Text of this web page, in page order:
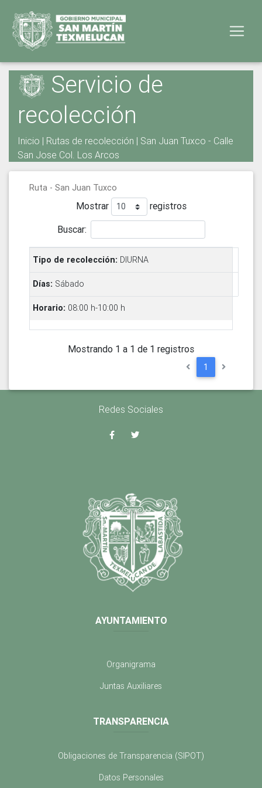
Servicio de
recolección
Inicio | Rutas de recolección | San Juan Tuxco - Calle
San Jose Col. Los Arcos
Ruta - San Juan Tuxco
Mostrar
registros
Buscar:
DIURNA
Sábado
08:00 h-10:00 h
Mostrando 1 a 1 de 1 registros
1
Redes Sociales
AYUNTAMIENTO
Organigrama
Juntas Auxiliares
TRANSPARENCIA
Obligaciones de Transparencia (SIPOT)
Datos Personales